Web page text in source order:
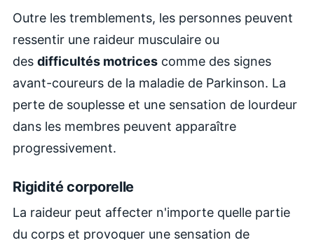
Outre les tremblements, les personnes peuvent
ressentir une raideur musculaire ou
des difficultés motrices comme des signes
avant-coureurs de la maladie de Parkinson. La
perte de souplesse et une sensation de lourdeur
dans les membres peuvent apparaître
progressivement.
Rigidité corporelle
La raideur peut affecter n'importe quelle partie
du corps et provoquer une sensation de